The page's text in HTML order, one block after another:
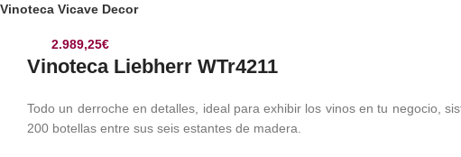
Vinoteca Vicave Decor
2.989,25€
Vinoteca Liebherr WTr4211
Todo un derroche en detalles, ideal para exhibir los vinos en tu negocio,
200 botellas entre sus seis estantes de madera.